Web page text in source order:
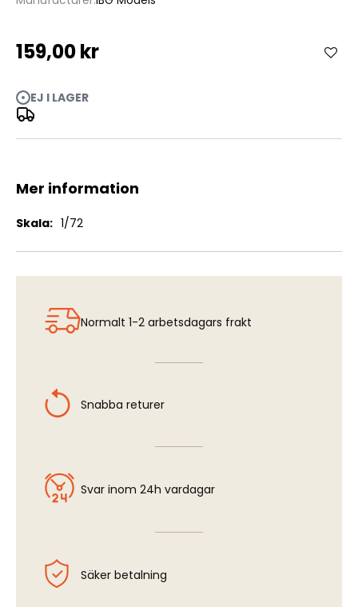
159,00 kr
EJ I LAGER
Mer information
Mer
1/72
Normalt 1-2 arbetsdagars frakt
Snabba returer
Svar inom 24h vardagar
Säker betalning